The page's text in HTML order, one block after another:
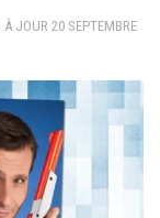
À JOUR 20 SEPTEMBRE